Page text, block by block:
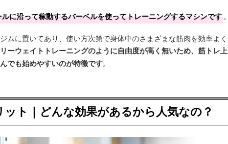
に沿って稼動するバーベルを使ってトレーニングするマシンです。
ムに置いてあり、使い方次第で身体中のさまざまな筋肉を効率よく
ーウェイトトレーニングのように自由度が高く無いため、筋トレ上
でも始めやすいのが特徴です。
ト｜どんな効果があるから人気なの？